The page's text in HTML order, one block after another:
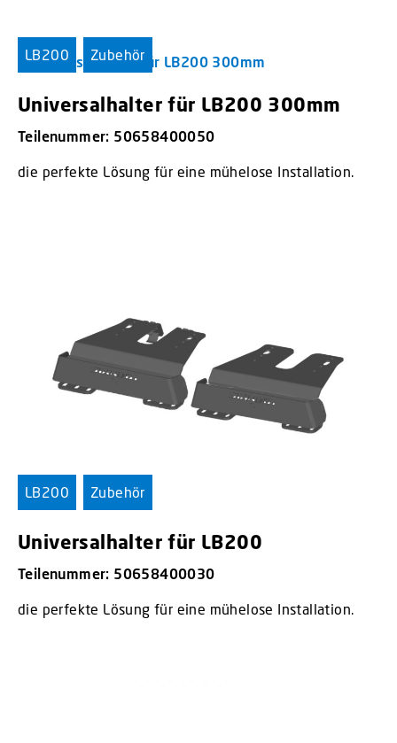
LB200 Zubehör
Universalhalter für LB200 300mm
Teilenummer: 50658400050
die perfekte Lösung für eine mühelose Installation.
LB200 Zubehör
Universalhalter für LB200
Teilenummer: 50658400030
die perfekte Lösung für eine mühelose Installation.